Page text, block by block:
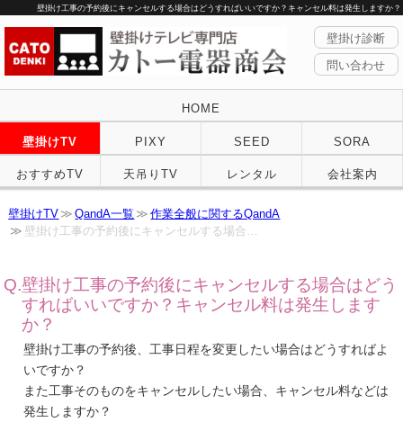
壁掛け工事の予約後にキャンセルする場合はどうすればいいですか？キャンセル料は発生しますか？
壁掛け診断
問い合わせ
HOME
壁掛けTV PIXY SEED SORA
おすすめTV 天吊りTV レンタル 会社案内
壁掛けTV QandA一覧
作業全般に関するQandA
壁掛け工事の予約後にキャンセルする場合…
壁掛け工事の予約後にキャンセルする場合はどう
すればいいですか？キャンセル料は発生します
か？
壁掛け工事の予約後、工事日程を変更したい場合はどうすればよ
いですか？
また工事そのものをキャンセルしたい場合、キャンセル料などは
発生しますか？